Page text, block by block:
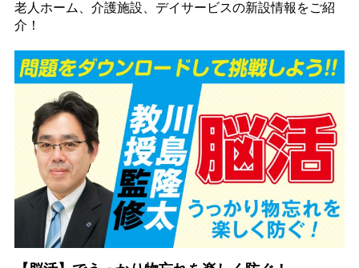
老人ホーム、介護施設、デイサービスの新設情報をご紹
介！